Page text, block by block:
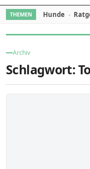
THEMEN Hunde
Archiv
Schlagwort: